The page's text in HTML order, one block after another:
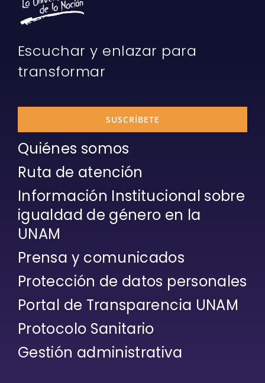
Escuchar y enlazar para
transformar
SUSCRÍBETE
Quiénes somos
Ruta de atención
Información Institucional sobre
igualdad de género en la
UNAM
Prensa y comunicados
Protección de datos personales
Portal de Transparencia UNAM
Protocolo Sanitario
Gestión administrativa